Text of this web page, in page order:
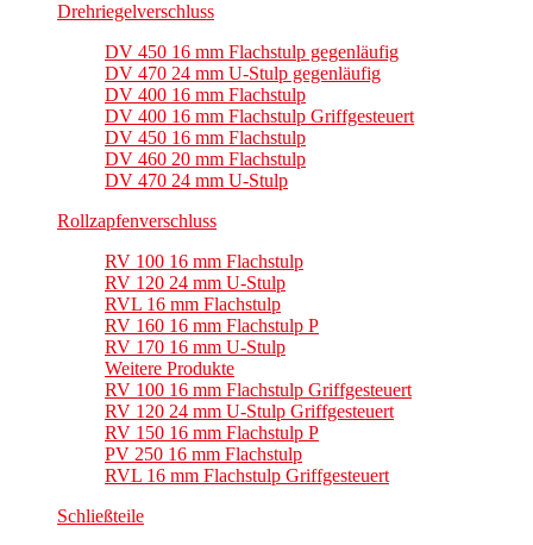
Drehriegelverschluss
DV 450 16 mm Flachstulp gegenläufig
DV 470 24 mm U-Stulp gegenläufig
DV 400 16 mm Flachstulp
DV 400 16 mm Flachstulp Griffgesteuert
DV 450 16 mm Flachstulp
DV 460 20 mm Flachstulp
DV 470 24 mm U-Stulp
Rollzapfenverschluss
RV 100 16 mm Flachstulp
RV 120 24 mm U-Stulp
RVL 16 mm Flachstulp
RV 160 16 mm Flachstulp P
RV 170 16 mm U-Stulp
Weitere Produkte
RV 100 16 mm Flachstulp Griffgesteuert
RV 120 24 mm U-Stulp Griffgesteuert
RV 150 16 mm Flachstulp P
PV 250 16 mm Flachstulp
RVL 16 mm Flachstulp Griffgesteuert
Schließteile